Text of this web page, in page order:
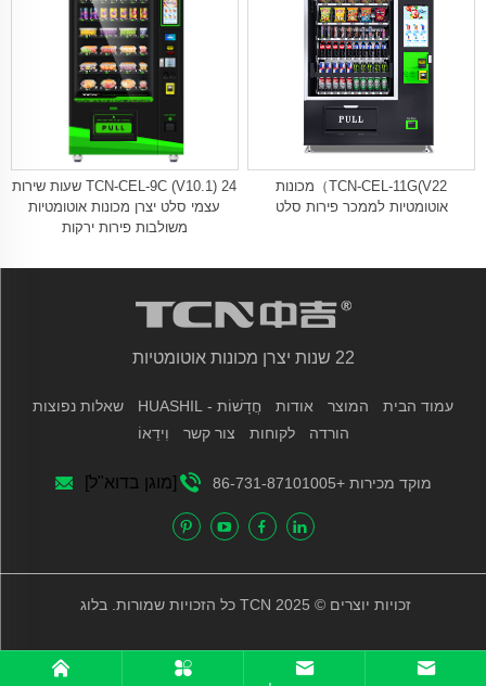
TCN-CEL-9C (V10.1) 24 שעות שירות
עצמי סלט יצרן מכונות אוטומטיות
משולבות פירות ירקות
TCN-CEL-11G(V22）מכונות
אוטומטיות לממכר פירות סלט
22 שנות יצרן מכונות אוטומטיות
עמוד הבית המוצר אודות חֲדָשׁוֹת - HUASHIL
שאלות נפוצות
הורדה
לקוחות צור קשר וִידֵאוֹ
מוקד מכירות +86-731-87101005 [מוגן בדוא"ל]
זכויות יוצרים © 2025 TCN כל הזכויות שמורות. בלוג